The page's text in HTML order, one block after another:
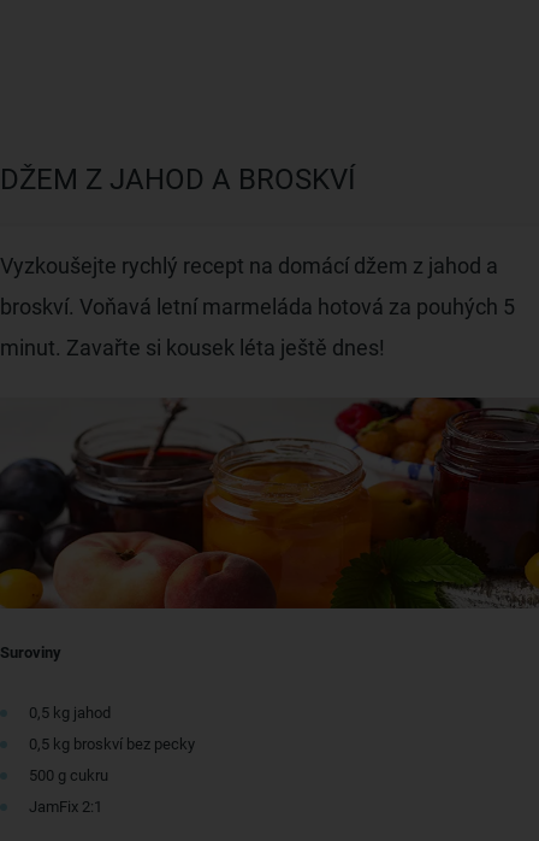
DŽEM Z JAHOD A BROSKVÍ
Vyzkoušejte rychlý recept na domácí džem z jahod a
broskví. Voňavá letní marmeláda hotová za pouhých 5
minut. Zavařte si kousek léta ještě dnes!
Suroviny
0,5 kg jahod
0,5 kg broskví bez pecky
500 g cukru
JamFix 2:1